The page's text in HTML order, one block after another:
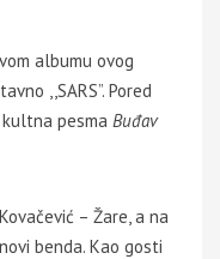
albumu ovog
,,SARS”. Pored
pesma Buđav
– Žare, a na
benda. Kao gosti